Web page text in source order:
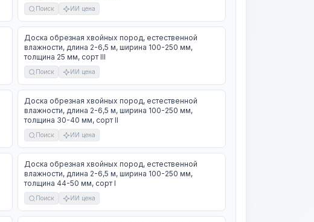
Поиск ИИ цена
Доска обрезная хвойных пород, естественной
влажности, длина 2-6,5 м, ширина 100-250 мм,
толщина 25 мм, сорт III
Поиск ИИ цена
Доска обрезная хвойных пород, естественной
влажности, длина 2-6,5 м, ширина 100-250 мм,
толщина 30-40 мм, сорт II
Поиск ИИ цена
Доска обрезная хвойных пород, естественной
влажности, длина 2-6,5 м, ширина 100-250 мм,
толщина 44-50 мм, сорт I
Поиск ИИ цена